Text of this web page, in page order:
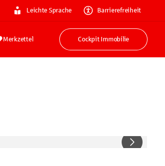
Leichte Sprache Barrierefreiheit
Merkzettel Cockpit Immobilie